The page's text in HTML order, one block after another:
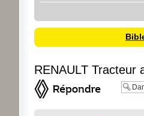
RENAULT Tracteur
Répondre